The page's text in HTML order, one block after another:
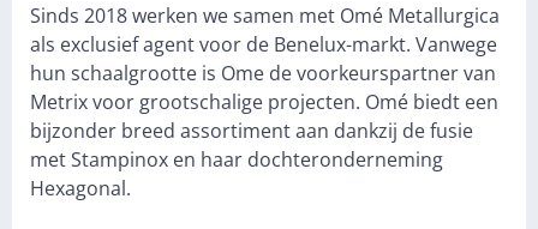
Sinds 2018 werken we samen met Omé Metallurgica
als exclusief agent voor de Benelux-markt. Vanwege
hun schaalgrootte is Ome de voorkeurspartner van
Metrix voor grootschalige projecten. Omé biedt een
bijzonder breed assortiment aan dankzij de fusie
met Stampinox en haar dochteronderneming
Hexagonal.